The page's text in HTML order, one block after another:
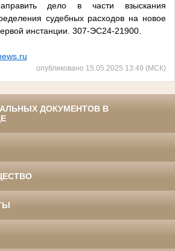
дело в части взыскания
судебных расходов на новое
инстанции. 307-ЭС24-21900.
опубликовано 15.05.2025 13:49 (МСК)
ДОКУМЕНТОВ В